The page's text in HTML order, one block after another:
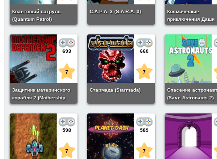
Квантовый патруль
(Quantum Patrol)
С.А.Р.А. 3 (S.A.R.A. 3)
Космические
приключения Даши
(Dora's Space
693
7
Защитник материнского
корабля 2 (Mothership
Defender 2)
660
7
Стармада (Starmada)
Спасение
(Save Astronauts 2)
598
7
589
7